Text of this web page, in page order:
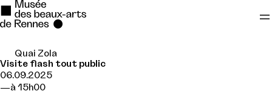
Se rendre au
Contenu principal
Quai Zola
Visite flash tout public
06.09.2025
à 15h00